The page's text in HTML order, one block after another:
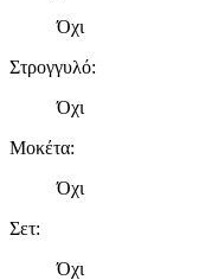
Όχι
Στρογγυλό:
Όχι
Μοκέτα:
Όχι
Σετ:
Όχι